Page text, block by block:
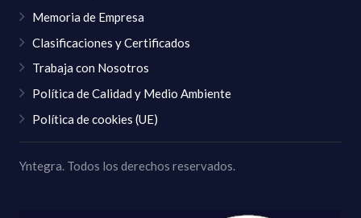
Memoria de Empresa
Clasificaciones y Certificados
Trabaja con Nosotros
Política de Calidad y Medio Ambiente
Política de cookies (UE)
Yntegra. Todos los derechos reservados.